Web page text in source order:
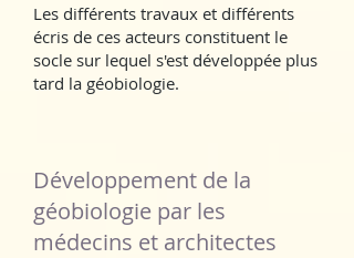
Les différents travaux et différents
écris de ces acteurs constituent le
socle sur lequel s'est développée plus
tard la géobiologie.
​Développement de la
géobiologie par les
médecins et architectes